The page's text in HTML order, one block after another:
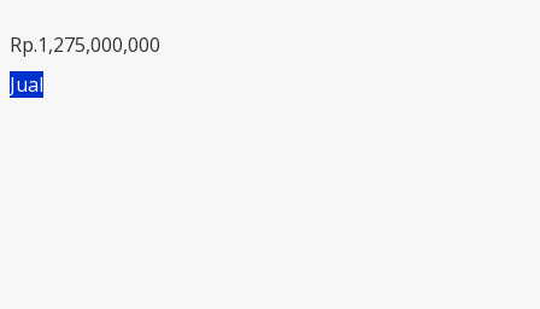
Rp.1,275,000,000
Jual